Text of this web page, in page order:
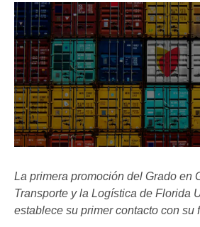
La primera promoción del Grado en
Transporte y la Logística de Florida
establece su primer contacto con su